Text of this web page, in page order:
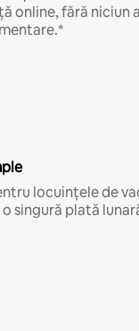
online, fără niciun
locuințele de
singură plată